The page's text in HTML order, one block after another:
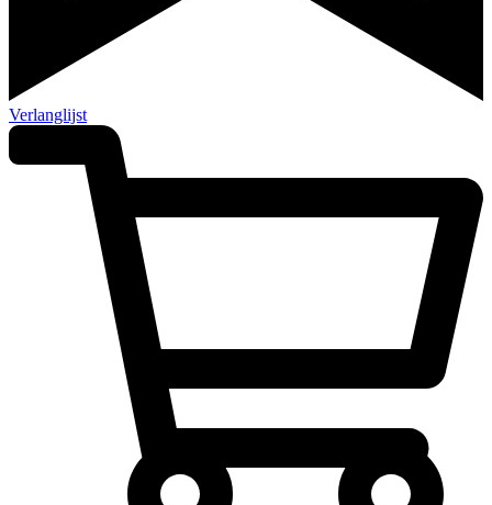
Verlanglijst